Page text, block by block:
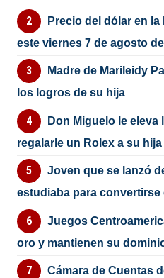
Precio del dólar en
este viernes 7 de agosto
Madre de Marileidy
los logros de su hija
Don Miguelo le eleva
regalarle un Rolex a su hija
Joven que se lanzó
estudiaba para convertirse
Juegos
oro y mantienen su
Cámara de Cuentas